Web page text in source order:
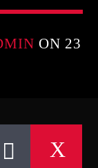
ON 23